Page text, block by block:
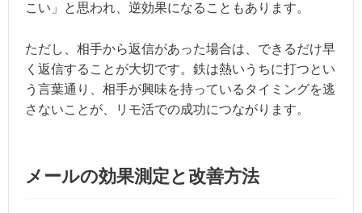
こい」と思われ、逆効果になることもあります。
ただし、相手から返信があった場合は、できるだけ早
く返信することが大切です。鉄は熱いうちに打つとい
う言葉通り、相手が興味を持っているタイミングを逃
さないことが、リモ活での成功につながります。
メールの効果測定と改善方法